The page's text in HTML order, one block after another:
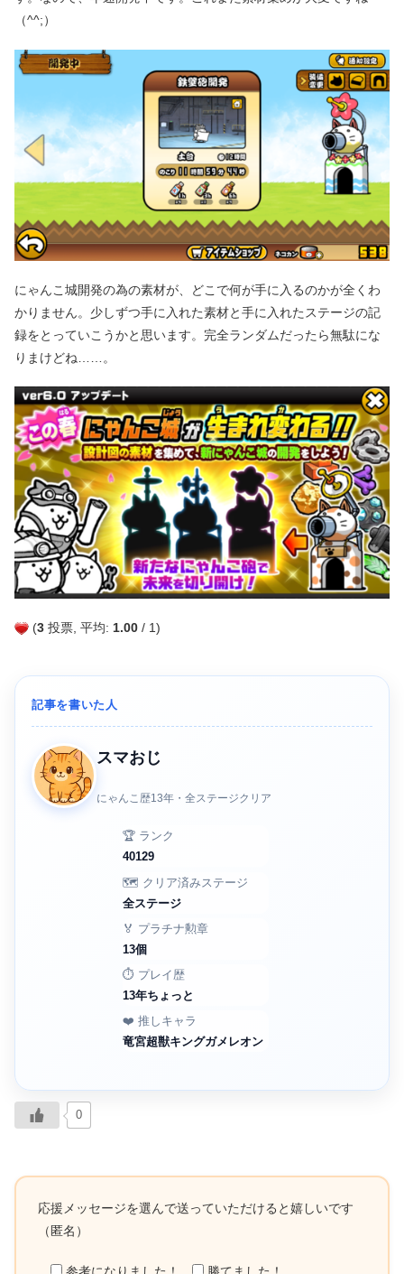
（^^;）
にゃんこ城開発の為の素材が、どこで何が手に入るのかが全くわ
かりません。少しずつ手に入れた素材と手に入れたステージの記
録をとっていこうかと思います。完全ランダムだったら無駄にな
りまけどね……。
(3 投票, 平均: 1.00 / 1)
記事を書いた人
スマおじ
にゃんこ歴13年・全ステージクリア
🏆 ランク
40129
🗺️ クリア済みステージ
全ステージ
🏅 プラチナ勲章
13個
⏱️ プレイ歴
13年ちょっと
❤️ 推しキャラ
竜宮超獣キングガメレオン
0
応援メッセージを選んで送っていただけると嬉しいです
（匿名）